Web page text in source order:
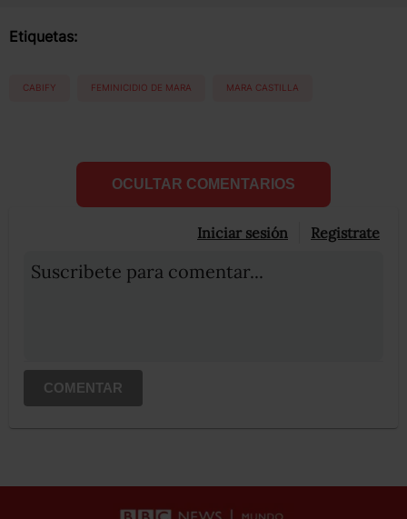
Etiquetas:
CABIFY FEMINICIDIO DE MARA MARA CASTILLA
OCULTAR COMENTARIOS
Iniciar sesión Registrate
Suscribete para comentar...
COMENTAR